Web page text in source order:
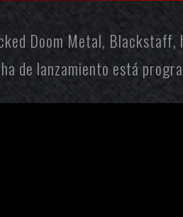
Doom Metal, Blackstaff,
de lanzamiento está